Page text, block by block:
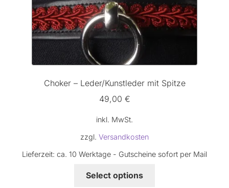
Choker – Leder/Kunstleder mit Spitze
49,00 €
inkl. MwSt.
zzgl. Versandkosten
Lieferzeit: ca. 10 Werktage - Gutscheine sofort per Mail
Select options